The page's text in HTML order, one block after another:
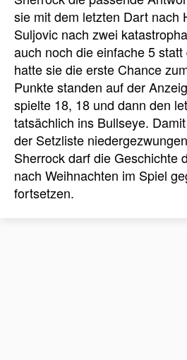
sie mit dem letzten Dart nach
Suljovic nach zwei
auch noch die einfache 5
hatte sie die erste Chance
Punkte standen auf der
spielte 18, 18 und dann den
tatsächlich ins Bullseye.
der Setzliste
Sherrock darf die Geschichte
nach Weihnachten im Spiel
fortsetzen.